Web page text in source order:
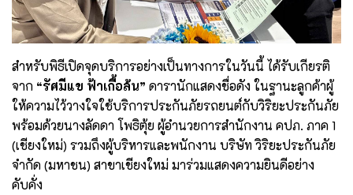
สำหรับพิธีเปิดจุดบริการอย่างเป็นทางการในวันนี้ ได้รับเกียรติ
จาก “รัศมีแข ฟ้าเกื้อล้น” ดารานักแสดงชื่อดัง ในฐานะลูกค้าผู้
ให้ความไว้วางใจใช้บริการประกันภัยรถยนต์กับวิริยะประกันภัย
พร้อมด้วยนางลัดดา โพธิตุ้ย ผู้อำนวยการสำนักงาน คปภ. ภาค 1
(เชียงใหม่) รวมถึงผู้บริหารและพนักงาน บริษัท วิริยะประกันภัย
จำกัด (มหาชน) สาขาเชียงใหม่ มาร่วมแสดงความยินดีอย่าง
คับคั่ง